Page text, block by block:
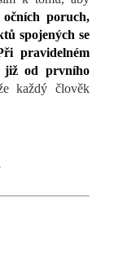
poruch,
spojených se
pravidelném
již od prvního
každý člověk